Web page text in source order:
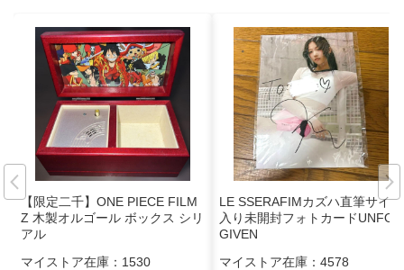
【限定二千】ONE PIECE FILM
Z 木製オルゴール ボックス シリ
アル
マイストア在庫： 1530
LE SSERAFIMカズハ直筆サイン
入り未開封フォトカードUNFOR
GIVEN
マイストア在庫： 4578